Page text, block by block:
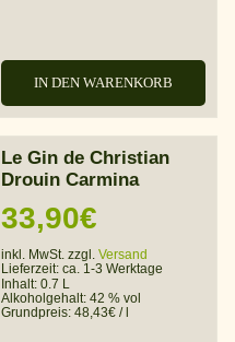
IN DEN WARENKORB
Le Gin de Christian
Drouin Carmina
33,90€
inkl. MwSt. zzgl. Versand
Lieferzeit: ca. 1-3 Werktage
Inhalt: 0.7 L
Alkoholgehalt: 42 % vol
Grundpreis: 48,43€ /l